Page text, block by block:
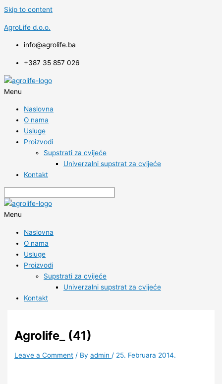
Skip to content
AgroLife d.o.o.
info@agrolife.ba
+387 35 857 026
Menu
Naslovna
O nama
Usluge
Proizvodi
Supstrati za cvijeće
Univerzalni supstrat za cvijeće
Kontakt
Menu
Naslovna
O nama
Usluge
Proizvodi
Supstrati za cvijeće
Univerzalni supstrat za cvijeće
Kontakt
Agrolife_ (41)
Leave a Comment / Byadmin/ 25. Februara 2014.